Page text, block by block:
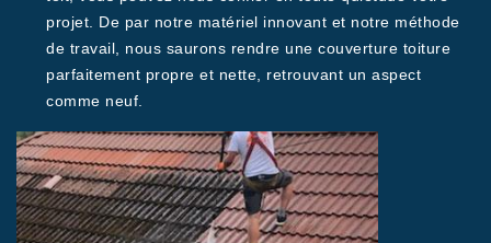
projet. De par notre matériel innovant et notre méthode
de travail, nous saurons rendre une couverture toiture
parfaitement propre et nette, retrouvant un aspect
comme neuf.